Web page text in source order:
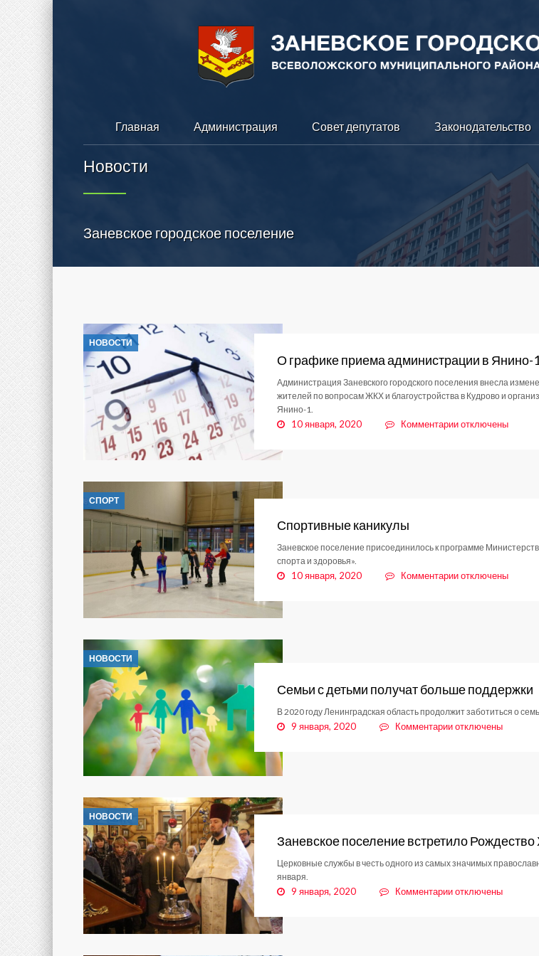
Главная Администрация Совет депутатов Законодательство
Новости
Заневское городское поселение
НОВОСТИ
О графике приема администрации в Янино-
Администрация Заневского городского поселения внесла
жителей по вопросам ЖКХ и благоустройства в Кудрово и
Янино-1.
10 января, 2020 Комментариикотключены
СПОРТ
Спортивные каникулы
Заневское поселение присоединилось к программе
спорта и здоровья».
10 января, 2020 Комментариикотключены
НОВОСТИ
Семьи с детьми получат больше поддержки
В 2020 году Ленинградская область продолжит заботиться о
9 января, 2020 Комментариикотключены
НОВОСТИ
Заневское поселение встретило Рождество
Церковные службы в честь одного из самых значимых
января.
9 января, 2020 Комментариикотключены